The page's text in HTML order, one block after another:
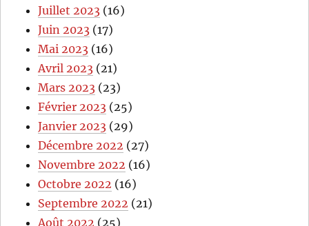
Juillet 2023 (16)
Juin 2023 (17)
Mai 2023 (16)
Avril 2023 (21)
Mars 2023 (23)
Février 2023 (25)
Janvier 2023 (29)
Décembre 2022 (27)
Novembre 2022 (16)
Octobre 2022 (16)
Septembre 2022 (21)
Août 2022 (25)